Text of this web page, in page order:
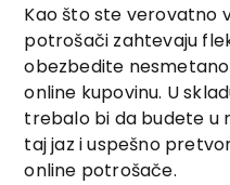
Kao što ste verovatno
potrošači zahtevaju
obezbedite
online kupovinu. U
trebalo bi da budete u
taj jaz i uspešno
online potrošače.